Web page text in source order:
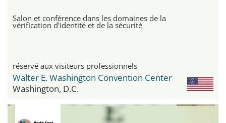
Salon et conférence dans les domaines de la
vérification d'identité et de la sécurité
réservé aux visiteurs professionnels
Walter E. Washington Convention Center
Washington, D.C.